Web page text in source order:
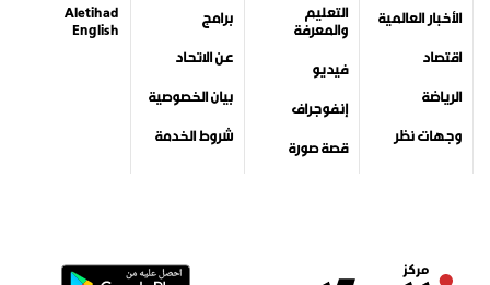
الأخبار العالمية
اقتصاد
الرياضة
وجهات نظر
التعليم
والمعرفة
فيديو
إنفوجراف
قصة صورة
برامج
عن الاتحاد
بيان الخصوصية
شروط الخدمة
Aletihad
English